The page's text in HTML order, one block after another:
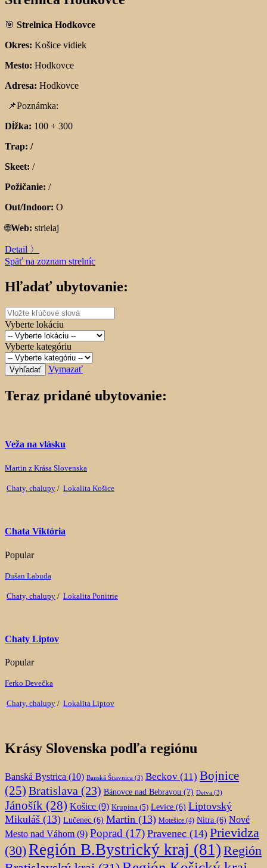
🎯 Strelnica Hodkovce
Okres: Košice vidiek
Mesto: Hodkovce
Adresa: Hodkovce
📌Poznámka:
Dĺžka: 100 + 300
Trap: /
Skeet: /
Požičanie: /
Out/Indoor: O
🌐Web: strielaj
Detail 〉
Späť na zoznam strelníc
Hľadať ubytovanie:
Vyberte lokáciu
Vyberte kategóriu
Vyhľadať Vymazať
Teraz pridané ubytovanie:
Veža na vlásku
Martin z Krása Slovenska
Chaty, chalupy / Lokalita Košice
Chata Viktória
Popular
Dušan Labuda
Chaty, chalupy / Lokalita Ponitrie
Chaty Liptov
Popular
Ferko Devečka
Chaty, chalupy / Lokalita Liptov
Krásy Slovenska podľa regiónu
Banská Bystrica (10) Banská Štiavnica (3) Beckov (11) Bojnice
(25) Bratislava (23) Bánovce nad Bebravou (7) Detva (3)
Jánošík (28) Košice (9) Krupina (5) Levice (6) Liptovský
Mikuláš (13) Lučenec (6) Martin (13) Motešice (4) Nitra (6) Nové
Mesto nad Váhom (9) Poprad (17) Pravenec (14) Prievidza
(30)Región B.Bystrický kraj (81) Región